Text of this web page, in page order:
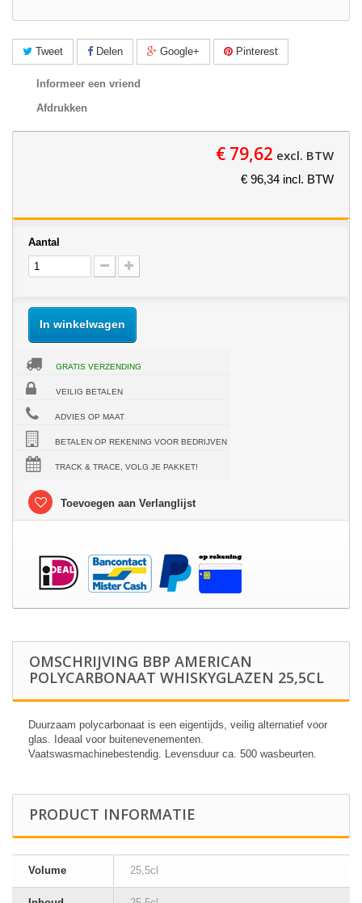
Tweet Delen Google+ Pinterest
Informeer een vriend
Afdrukken
€ 79,62 excl. BTW
€ 96,34 incl. BTW
Aantal
In winkelwagen
GRATIS VERZENDING
VEILIG BETALEN
ADVIES OP MAAT
BETALEN OP REKENING VOOR BEDRIJVEN
TRACK & TRACE, VOLG JE PAKKET!
Toevoegen aan Verlanglijst
OMSCHRIJVING BBP AMERICAN
POLYCARBONAAT WHISKYGLAZEN 25,5CL
Duurzaam polycarbonaat is een eigentijds, veilig alternatief voor
glas. Ideaal voor buitenevenementen.
Vaatswasmachinebestendig. Levensduur ca. 500 wasbeurten.
PRODUCT INFORMATIE
Volume 25,5cl